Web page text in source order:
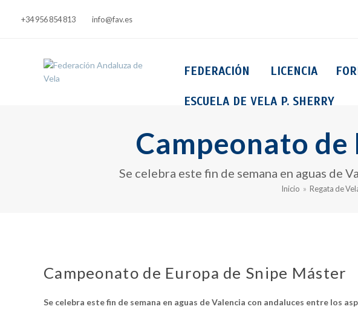
+34 956 854 813 info@fav.es
FEDERACIÓN LICENCIA
ESCUELA DE VELA P. SHERRY
Campeonato
Se celebra este fin de semana en aguas
Inicio » Regata de
Campeonato de Europa de Snipe Máster
Se celebra este fin de semana en aguas de Valencia con andaluces entre los